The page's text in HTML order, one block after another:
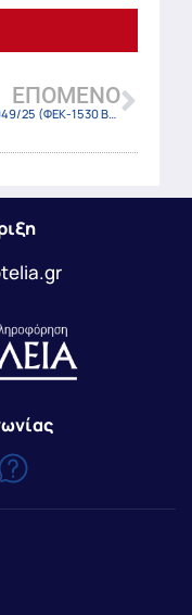
ΕΠΌΜΕΝΟ
ΑΑΔΕ Α1049/25 (ΦΕΚ-1530 Β/31-3-25)